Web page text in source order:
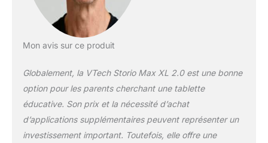
messages écrits et
l'application sur un
ou Apple. Nécessite
l’installation de
l’application Kid
Connect sur le
Mon avis sur ce produit
Globalement, la VTech Storio Max XL 2.0 est une bonne
option pour les parents cherchant une tablette
éducative. Son prix et la nécessité d’achat
d’applications supplémentaires peuvent représenter un
investissement important. Toutefois, elle offre une